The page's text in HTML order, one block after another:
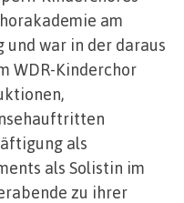
am
war in der daraus
WDR-Kinderchor
als
als Solistin im
zu ihrer